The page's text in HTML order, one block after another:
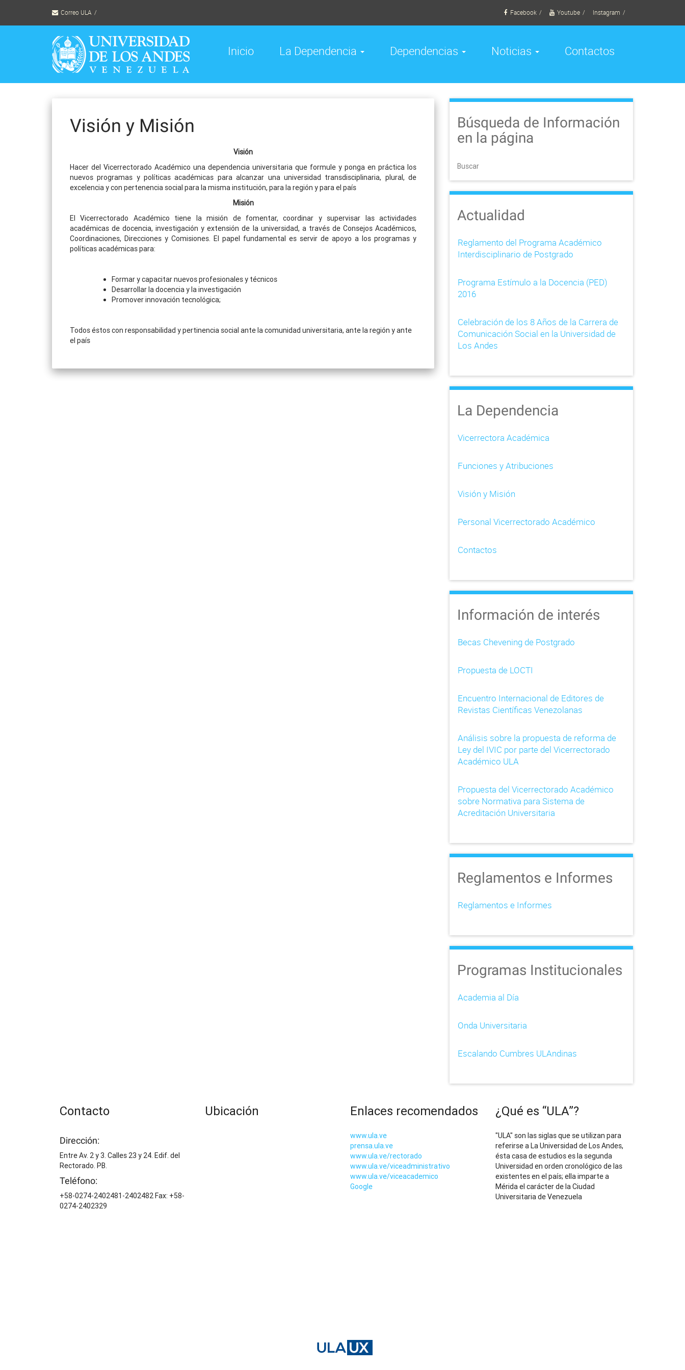
content
Correo ULA Facebook Youtube Instagram
Inicio La Dependencia Dependencias Noticias Contactos
Visión y Misión
Visión
Hacer del Vicerrectorado Académico una dependencia universitaria que formule y ponga en práctica los
nuevos programas y políticas académicas para alcanzar una universidad transdisciplinaria, plural, de
excelencia y con pertenencia social para la misma institución, para la región y para el país
Misión
El Vicerrectorado Académico tiene la misión de fomentar, coordinar y supervisar las actividades
académicas de docencia, investigación y extensión de la universidad, a través de Consejos Académicos,
Coordinaciones, Direcciones y Comisiones. El papel fundamental es servir de apoyo a los programas y
políticas académicas para:
Formar y capacitar nuevos profesionales y técnicos
Desarrollar la docencia y la investigación
Promover innovación tecnológica;
Todos éstos con responsabilidad y pertinencia social ante la comunidad universitaria, ante la región y ante
el país
Búsqueda de Información
en la página
Buscar
Actualidad
Reglamento del Programa Académico
Interdisciplinario de Postgrado
Programa Estímulo a la Docencia (PED)
2016
Celebración de los 8 Años de la Carrera de
Comunicación Social en la Universidad de
Los Andes
La Dependencia
Vicerrectora Académica
Funciones y Atribuciones
Visión y Misión
Personal Vicerrectorado Académico
Contactos
Información de interés
Becas Chevening de Postgrado
Propuesta de LOCTI
Encuentro Internacional de Editores de
Revistas Científicas Venezolanas
Análisis sobre la propuesta de reforma de
Ley del IVIC por parte del Vicerrectorado
Académico ULA
Propuesta del Vicerrectorado Académico
sobre Normativa para Sistema de
Acreditación Universitaria
Reglamentos e Informes
Reglamentos e Informes
Programas Institucionales
Academia al Día
Onda Universitaria
Escalando Cumbres ULAndinas
Contacto
Dirección:
Entre Av. 2 y 3. Calles 23 y 24. Edif. del
Rectorado. PB.
Teléfono:
+58-0274-2402481-2402482 Fax: +58-
0274-2402329
Ubicación Enlaces recomendados
www.ula.ve
prensa.ula.ve
www.ula.ve/rectorado
www.ula.ve/viceadministrativo
www.ula.ve/viceacademico
Google
¿Qué es “ULA”?
"ULA" son las siglas que se utilizan para
referirse a La Universidad de Los Andes,
ésta casa de estudios es la segunda
Universidad en orden cronológico de las
existentes en el país; ella imparte a
Mérida el carácter de la Ciudad
Universitaria de Venezuela